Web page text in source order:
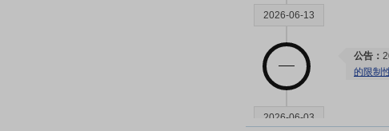
2026-06-13
公告：
的限制
2026-06-03